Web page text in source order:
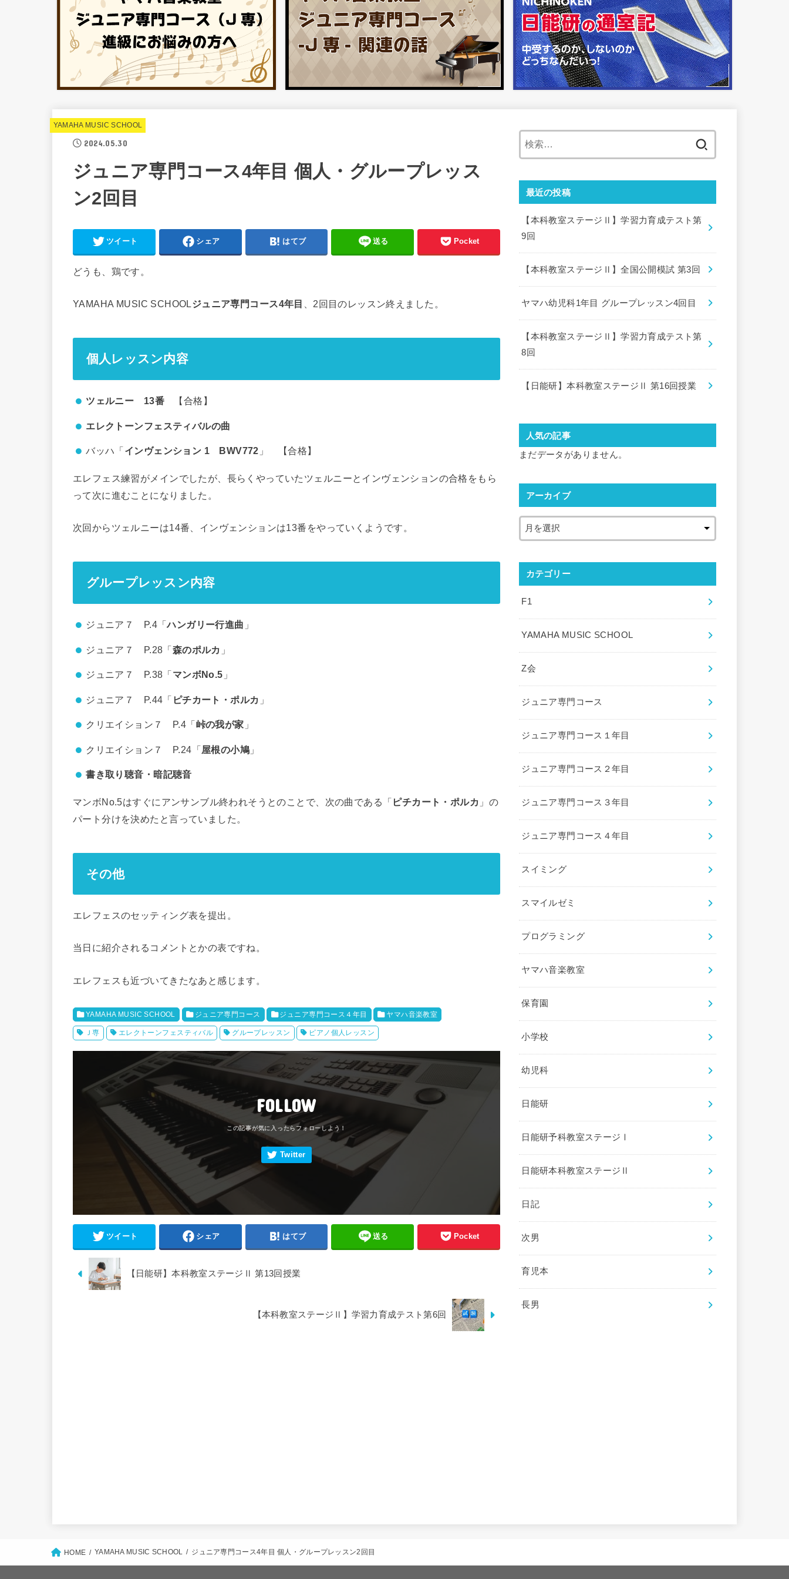
YAMAHA MUSIC SCHOOL
2024.05.30
ジュニア専門コース4年目 個人・グループレッス
ン2回目
ツイート シェア はてブ 送る Pocket
どうも、鶏です。
YAMAHA MUSIC SCHOOLジュニア専門コース4年目 、2回目のレッスン終えました。
個人レッスン内容
ツェルニー 13番【合格】
エレクトーンフェスティバルの曲
バッハ「インヴェンション 1 BWV772 」 【合格】
エレフェス練習がメインでしたが、長らくやっていたツェルニーとインヴェンションの合格をもら
って次に進むことになりました。
次回からツェルニーは14番、インヴェンションは13番をやっていくようです。
グループレッスン内容
ジュニア７ P.4「ハンガリー行進曲 」
ジュニア７ P.28「森のポルカ 」
ジュニア７ P.38「マンボNo.5 」
ジュニア７ P.44「 ピチカート・ポルカ 」
クリエイション７ P.4「峠の我が家 」
クリエイション７ P.24「屋根の小鳩 」
書き取り聴音・暗記聴音
マンボNo.5はすぐにアンサンブル終われそうとのことで、次の曲である「 ピチカート・ポルカ 」の
パート分けを決めたと言っていました。
その他
エレフェスのセッティング表を提出。
当日に紹介されるコメントとかの表ですね。
エレフェスも近づいてきたなあと感じます。
YAMAHA MUSIC SCHOOL ジュニア専門コース ジュニア専門コース４年目 ヤマハ音楽教室
Ｊ専 エレクトーンフェスティバル グループレッスン ピアノ個人レッスン
FOLLOW
ツイート シェア はてブ 送る Pocket
【日能研】本科教室ステージⅡ 第13回授業
【本科教室ステージⅡ】学習力育成テスト第6回
最近の投稿
【本科教室ステージⅡ】学習力育成テスト第
9回
【本科教室ステージⅡ】全国公開模試 第3回
ヤマハ幼児科1年目 グループレッスン4回目
【本科教室ステージⅡ】学習力育成テスト第
8回
【日能研】本科教室ステージⅡ 第16回授業
人気の記事
まだデータがありません。
アーカイブ
カテゴリー
F1
YAMAHA MUSIC SCHOOL
Z会
ジュニア専門コース
ジュニア専門コース１年目
ジュニア専門コース２年目
ジュニア専門コース３年目
ジュニア専門コース４年目
スイミング
スマイルゼミ
プログラミング
ヤマハ音楽教室
保育園
小学校
幼児科
日能研
日能研予科教室ステージⅠ
日能研本科教室ステージⅡ
日記
次男
育児本
長男
HOME YAMAHA MUSIC SCHOOL ジュニア専門コース4年目 個人・グループレッスン2回目